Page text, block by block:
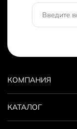
КОМПАНИЯ
КАТАЛОГ